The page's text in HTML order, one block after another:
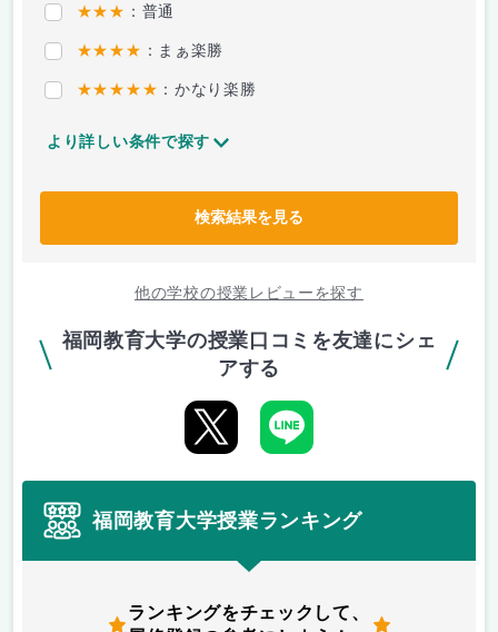
★★★ ：普通
★★★★ ：まぁ楽勝
★★★★★ ：かなり楽勝
より詳しい条件で探す
検索結果を見る
他の学校の授業レビューを探す
福岡教育大学の授業口コミを友達にシェ
アする
福岡教育大学授業ランキング
ランキングをチェックして、